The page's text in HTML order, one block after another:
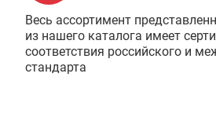
Весь ассортимент
из нашего каталога имеет
соответствия российского и
стандарта